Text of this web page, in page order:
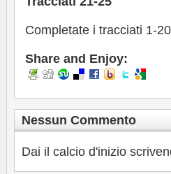
Completate i tracciati 1-
Share and Enjoy:
Nessun Commento
Dai il calcio d'inizio